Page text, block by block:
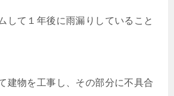
して１年後に雨漏りしていること
建物を工事し、その部分に不具合